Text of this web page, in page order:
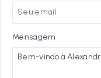
Mensagem